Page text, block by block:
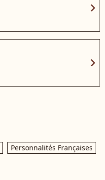
chevron_right
chevron_right
Personnalités Françaises